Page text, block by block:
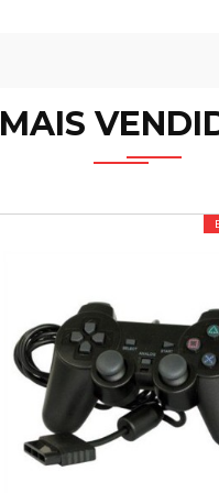
MAIS